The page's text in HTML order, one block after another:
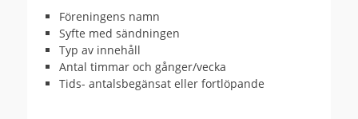
Föreningens namn
Syfte med sändningen
Typ av innehåll
Antal timmar och gånger/vecka
Tids- antalsbegänsat eller fortlöpande